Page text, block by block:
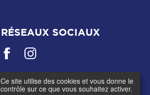
RÉSEAUX SOCIAUX
Ce site utilise des cookies et vous donne le
contrôle sur ce que vous souhaitez activer.